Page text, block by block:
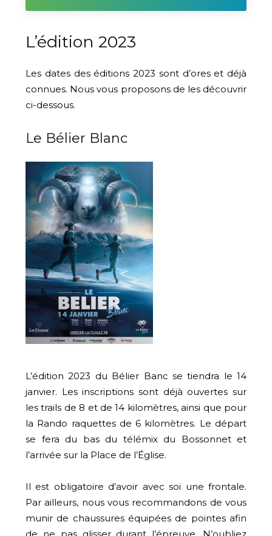
L’édition 2023
Les dates des éditions 2023 sont d’ores et déjà
connues. Nous vous proposons de les découvrir
ci-dessous.
Le Bélier Blanc
L’édition 2023 du Bélier Banc se tiendra le 14
janvier. Les inscriptions sont déjà ouvertes sur
les trails de 8 et de 14 kilomètres, ainsi que pour
la Rando raquettes de 6 kilomètres. Le départ
se fera du bas du télémix du Bossonnet et
l’arrivée sur la Place de l’Église.
Il est obligatoire d’avoir avec soi une frontale.
Par ailleurs, nous vous recommandons de vous
munir de chaussures équipées de pointes afin
de ne pas glisser durant l’épreuve. N’oubliez